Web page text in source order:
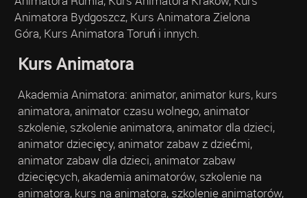
Animatora Bydgoszcz, Kurs Animatora Zielona
Góra, Kurs Animatora Toruń i innych.
Kurs Animatora
Akademia Animatora: animator, animator kurs, kurs
animatora, animator czasu wolnego, animator
szkolenie, szkolenie animatora, animator dla dzieci,
animator dziecięcy, animator zabaw z dziećmi,
animator zabaw dla dzieci, animator zabaw
dziecięcych, akademia animatorów, szkolenie na
animatora, kurs na animatora, szkolenie animatorów,